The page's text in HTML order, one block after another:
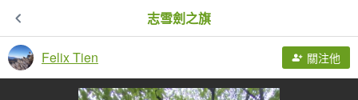
志雪劍之旗
Felix Tien 關注他